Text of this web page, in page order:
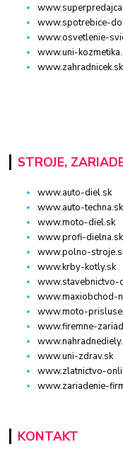
www.spotrebice-
www.osvetlenie-
www.uni-
www.zahradnicek.sk
STROJE,
www.auto-diel.sk
www.auto-techna.sk
www.moto-diel.sk
www.profi-dielna.sk
www.polno-
www.krby-kotly.sk
www.stavebnictvo-
www.maxiobchod-
www.moto-
www.firemne-
www.uni-zdrav.sk
www.zlatnictvo-
www.zariadenie-
KONTAKT